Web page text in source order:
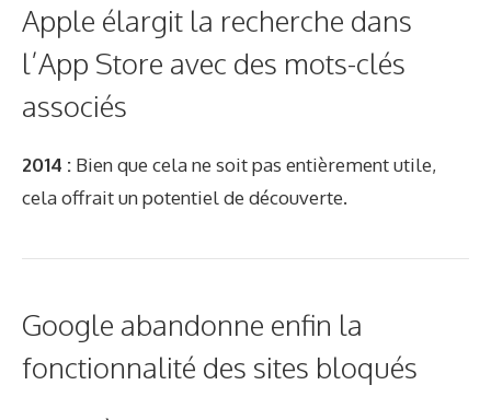
Apple élargit la recherche dans
l’App Store avec des mots-clés
associés
2014 : Bien que cela ne soit pas entièrement utile,
cela offrait un potentiel de découverte.
Google abandonne enfin la
fonctionnalité des sites bloqués